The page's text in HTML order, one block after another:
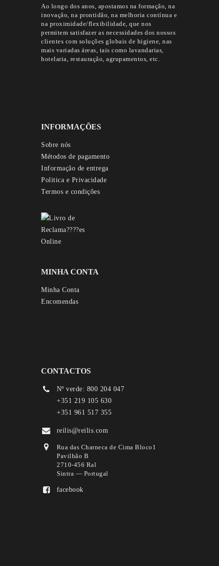
Ao longo dos anos, apostamos na formação, na
inovação, na prontidão, na melhoria contínua e
na proximidade/flexibilidade, que nos
permitem satisfazer as necessidades dos nossos
clientes com soluções globais de higiene, nas
mais variadas áreas, tais como lavandarias,
hotelaria, restauração, agrupamentos, etc.
INFORMAÇÕES
Sobre nós
Métodos de pagamento
Informação de entrega
Politica e Privacidade
Termos e condições
MINHA CONTA
Minha Conta
Encomendas
CONTACTOS
Nº verde: 800 204 047
+351 219 105 630
+351 961 517 355
reilis@reilis.com
Rua das Charneca de Cima Bloco1
Pavilhão B
2710-456 Ral
Sintra — Portugal
facebook